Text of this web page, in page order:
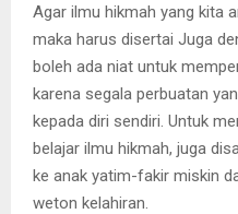
Agar ilmu hikmah yang kita
maka harus disertai Juga
boleh ada niat untuk
karena segala perbuatan
kepada diri sendiri. Untuk
belajar ilmu hikmah, juga
ke anak yatim-fakir miskin
weton kelahiran.